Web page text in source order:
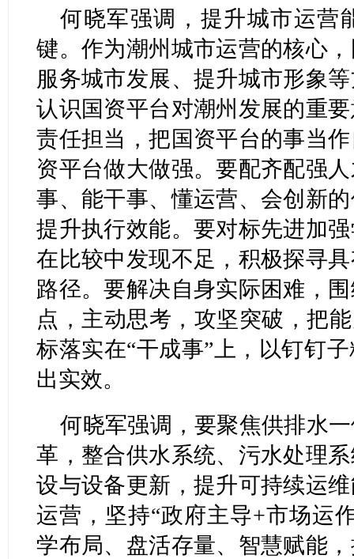
何晓军强调，提升城市运营
键。作为潮州城市运营的核心
服务城市发展、提升城市形象
认识国资平台对潮州发展的重
责任担当，把国资平台的事当
资平台做大做强。要配齐配强
事、能干事、懂运营、会创新
提升执行效能。要对标先进加
在比较中发现不足，积极探寻
路径。要解决自身实际困难，
点，主动思考，攻坚突破，把
标落实在“干成事”上，以钉钉
出实效。
何晓军强调，要聚焦供排水
革，整合供水系统、污水处理
设与设备更新，提升可持续运
运营，坚持“政府主导+市场运
学布局、盘活存量、智慧赋能